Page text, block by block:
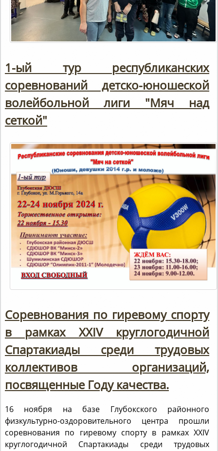
соревнований детско-юношеской
волейбольной лиги "Мяч над
сеткой"
в рамках XXIV круглогодичной
Спартакиады среди трудовых
коллективов организаций,
посвященные Году качества.
физкультурно-оздоровительного центра прошли
соревнования по гиревому спорту в рамках XXIV
круглогодичной Спартакиады среди трудовых
коллективов организаций, посвященного Году